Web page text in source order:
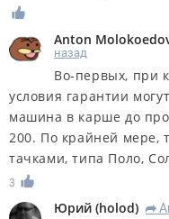
Anton
назад
Во-первых, при
условия гарантии
машина в карше до
200. По крайней мере,
тачками, типа Поло,
3
Юрий (holod) R